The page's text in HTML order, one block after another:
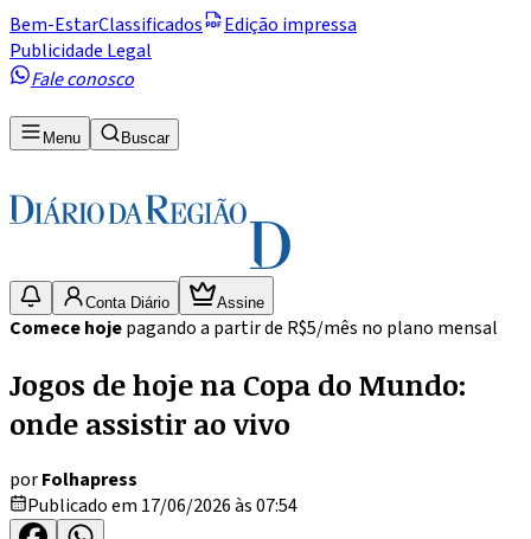
Bem-EstarClassificados
Edição impressa
Publicidade Legal
Fale conosco
Menu Buscar
Conta Diário Assine
Comece hojepagando a partir de R$5/mês no plano mensal
Jogos de hoje na Copa do Mundo:
onde assistir ao vivo
porFolhapress
Publicado em 17/06/2026 às 07:54